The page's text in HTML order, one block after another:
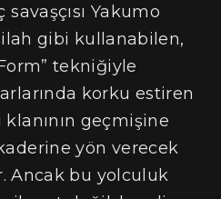
savaşçısı Yakumo
gibi kullanabilen,
tekniğiyle
korku estiren
geçmişine
yön verecek
Ancak bu yolculuk